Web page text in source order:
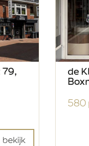
bekijk
de
580